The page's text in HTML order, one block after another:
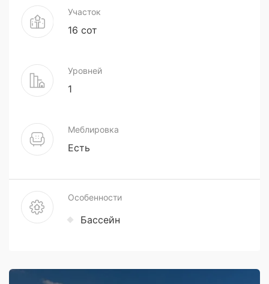
Участок
16 сот
Уровней
1
Меблировка
Есть
Особенности
Бассейн